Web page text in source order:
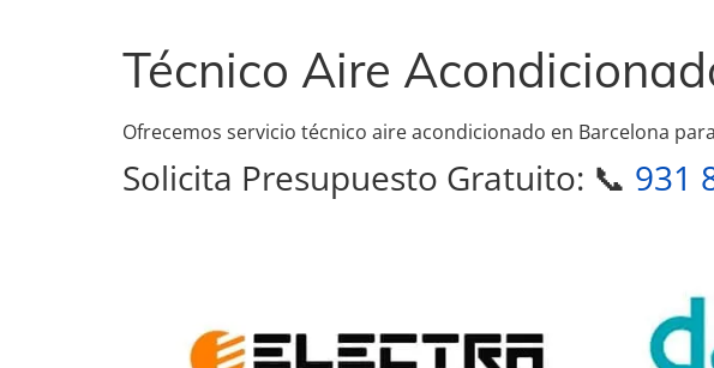
Técnico Aire
Ofrecemos servicio técnico aire acondicionado en Barcelona
Solicita Presupuesto Gratuito: 📞 931